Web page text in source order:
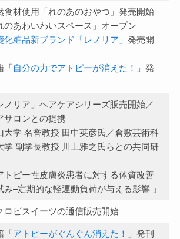
食材使用「れのあのおやつ」発売開始
のあわいわいスペース」オープン
化粧品新ブランド「レノリア」発売開
「自分の力でアトピーが消えた！
」発
ノリア」ヘアケアシリーズ販売開始／
サロンとの提携
大学 名誉教授 田中英彦氏／倉敷芸術科
学 副学長教授 川上雅之氏らとの共同研
トピー性皮膚炎患者に対する体質改善
み–定期的な軽運動負荷が与える影響 」
ロビスイーツの通信販売開始
「アトピーがぐんぐん消えた！
」発刊